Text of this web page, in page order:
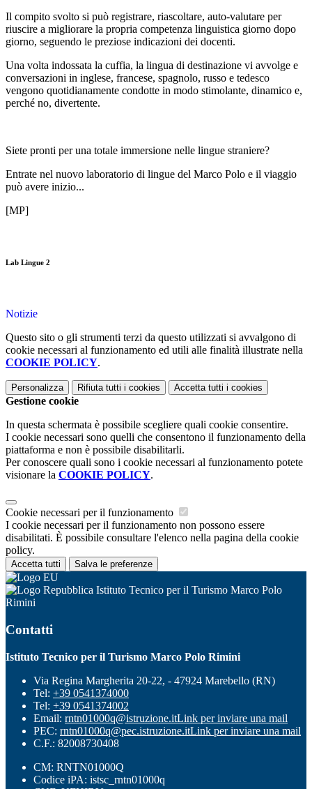
Il compito svolto si può registrare, riascoltare, auto-valutare per
riuscire a migliorare la propria competenza linguistica giorno dopo
giorno, seguendo le preziose indicazioni dei docenti.
Una volta indossata la cuffia, la lingua di destinazione vi avvolge e
conversazioni in inglese, francese, spagnolo, russo e tedesco
vengono quotidianamente condotte in modo stimolante, dinamico e,
perché no, divertente.
Siete pronti per una totale immersione nelle lingue straniere?
Entrate nel nuovo laboratorio di lingue del Marco Polo e il viaggio
può avere inizio...
[MP]
Lab Lingue 2
Notizie
Questo sito o gli strumenti terzi da questo utilizzati si avvalgono di
cookie necessari al funzionamento ed utili alle finalità illustrate nella
COOKIE POLICY.
Personalizza Rifiuta tutti i cookies Accetta tutti i cookies
Gestione cookie
In questa schermata è possibile scegliere quali cookie consentire.
I cookie necessari sono quelli che consentono il funzionamento della
piattaforma e non è possibile disabilitarli.
Per conoscere quali sono i cookie necessari al funzionamento potete
visionare la COOKIE POLICY.
Cookie necessari per il funzionamento
I cookie necessari per il funzionamento non possono essere
disabilitati. È possibile consultare l'elenco nella pagina della cookie
policy.
Accetta tutti Salva le preferenze
Istituto Tecnico per il Turismo Marco Polo
Rimini
Contatti
Istituto Tecnico per il Turismo Marco Polo Rimini
Via Regina Margherita 20-22, - 47924 Marebello (RN)
Tel: +39 0541374000
Tel: +39 0541374002
Email: rntn01000q@istruzione.itLink per inviare una mail
PEC: rntn01000q@pec.istruzione.itLink per inviare una mail
C.F.: 82008730408
CM: RNTN01000Q
Codice iPA: istsc_rntn01000q